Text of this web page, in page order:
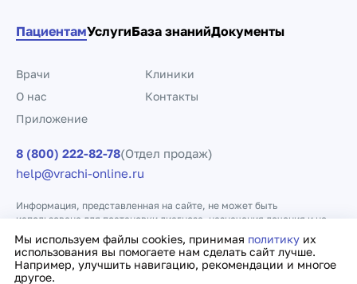
Мы используем файлы cookies, принимая политику их
использования вы помогаете нам сделать сайт лучше.
Например, улучшить навигацию, рекомендации и многое
другое.
ПациентамУслугиБаза знанийДокументы
Врачи
Клиники
О нас
Контакты
Приложение
8 (800) 222-82-78(Отдел продаж)
help@vrachi-online.ru
Информация, представленная на сайте, не может быть
использована для постановки диагноза, назначения лечения и не
заменяет прием врача.
Политика конфиденциальности Договор оферты